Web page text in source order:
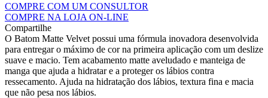
COMPRE COM UM CONSULTOR
COMPRE NA LOJA ON-LINE
Compartilhe
O Batom Matte Velvet possui uma fórmula inovadora desenvolvida
para entregar o máximo de cor na primeira aplicação com um deslize
suave e macio. Tem acabamento matte aveludado e manteiga de
manga que ajuda a hidratar e a proteger os lábios contra
ressecamento. Ajuda na hidratação dos lábios, textura fina e macia
que não pesa nos lábios.